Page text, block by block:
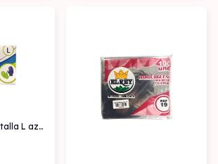
Guantes de Nitrilo talla L azul caja x100 unidades